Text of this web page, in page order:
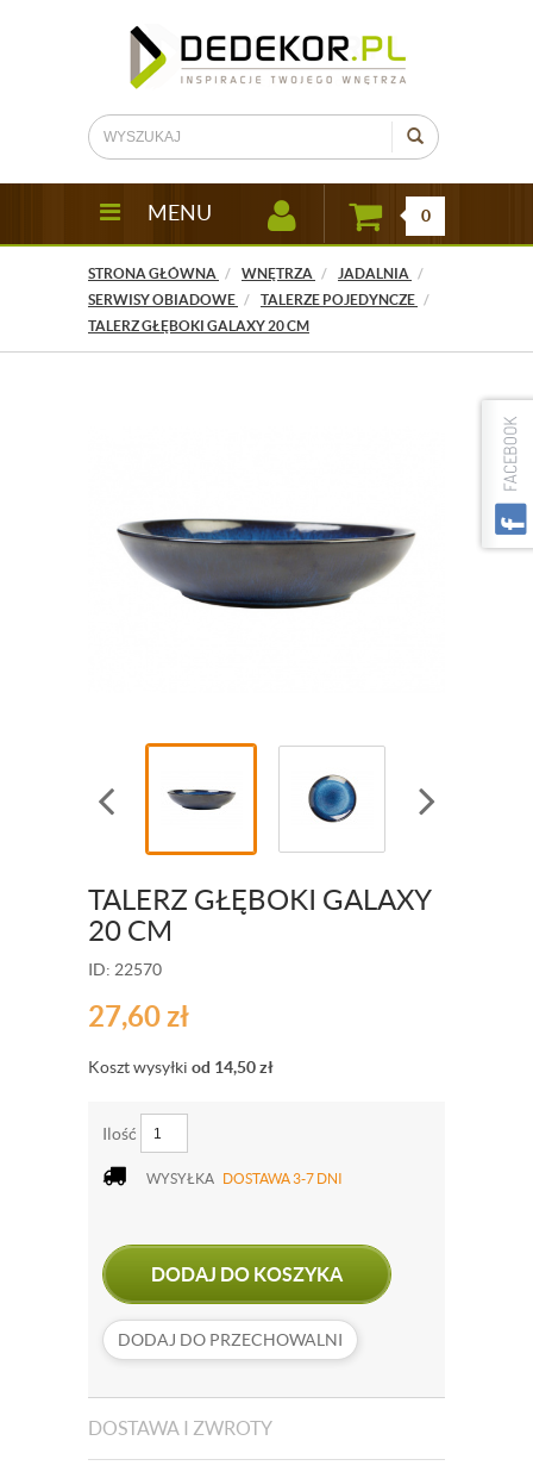
MENU 0
STRONA GŁÓWNA WNĘTRZA
JADALNIA
SERWISY OBIADOWE
TALERZE POJEDYNCZE
TALERZ GŁĘBOKI GALAXY 20 CM
TALERZ GŁĘBOKI GALAXY
20 CM
ID: 22570
27,60zł
Koszt wysyłki od 14,50zł
Ilość
WYSYŁKA DOSTAWA 3-7 DNI
DODAJ DO KOSZYKA
DODAJ DO PRZECHOWALNI
DOSTAWA I ZWROTY